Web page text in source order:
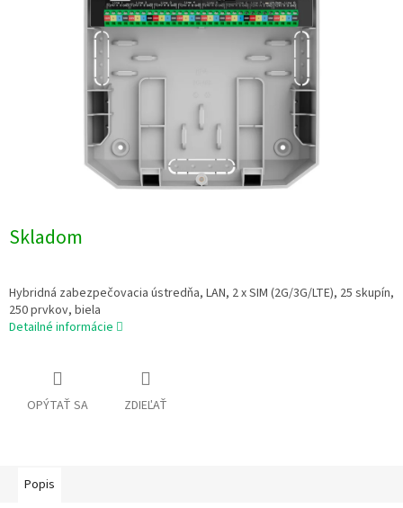
Skladom
Hybridná zabezpečovacia ústredňa, LAN, 2 x SIM (2G/3G/LTE), 25 skupín,
250 prvkov, biela
Detailné informácie
OPÝTAŤ SA ZDIEĽAŤ
Popis